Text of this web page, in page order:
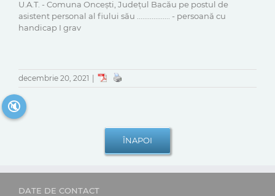
U.A.T. - Comuna Oncești, Județul Bacău pe postul de
asistent personal al fiului său .................. - persoană cu
handicap I grav
decembrie 20, 2021
DATE DE CONTACT
🔇